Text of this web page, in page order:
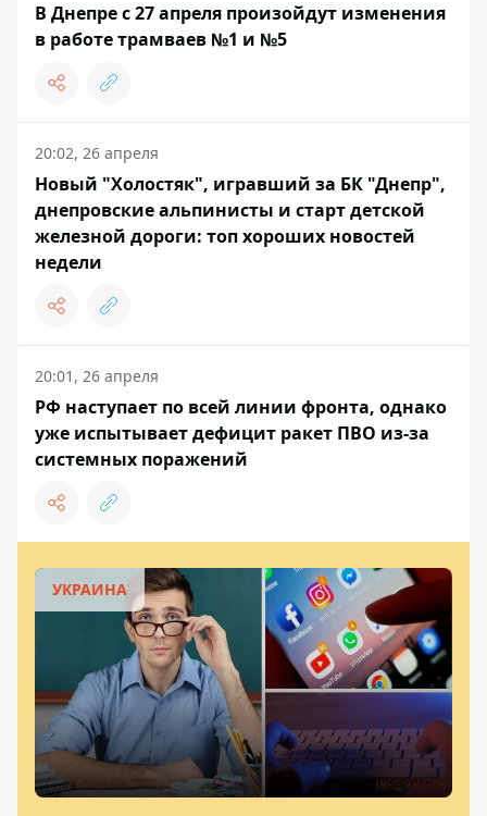
В Днепре с 27 апреля произойдут изменения
в работе трамваев №1 и №5
20:02, 26 апреля
Новый "Холостяк", игравший за БК "Днепр",
днепровские альпинисты и старт детской
железной дороги: топ хороших новостей
недели
20:01, 26 апреля
РФ наступает по всей линии фронта, однако
уже испытывает дефицит ракет ПВО из-за
системных поражений
УКРАИНА